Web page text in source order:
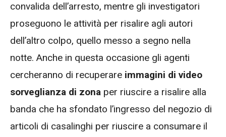
convalida dell’arresto, mentre gli investigatori
proseguono le attività per risalire agli autori
dell’altro colpo, quello messo a segno nella
notte. Anche in questa occasione gli agenti
cercheranno di recuperare immagini di video
sorveglianza di zona per riuscire a risalire alla
banda che ha sfondato l’ingresso del negozio di
articoli di casalinghi per riuscire a consumare il